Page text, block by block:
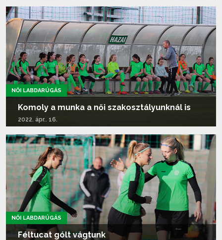
Tovább olvasom...
NŐI LABDARÚGÁS
Komoly a munka a női szakosztályunknál is
2022. ápr.. 16.
Tovább olvasom...
NŐI LABDARÚGÁS
Féltucat gólt vágtunk